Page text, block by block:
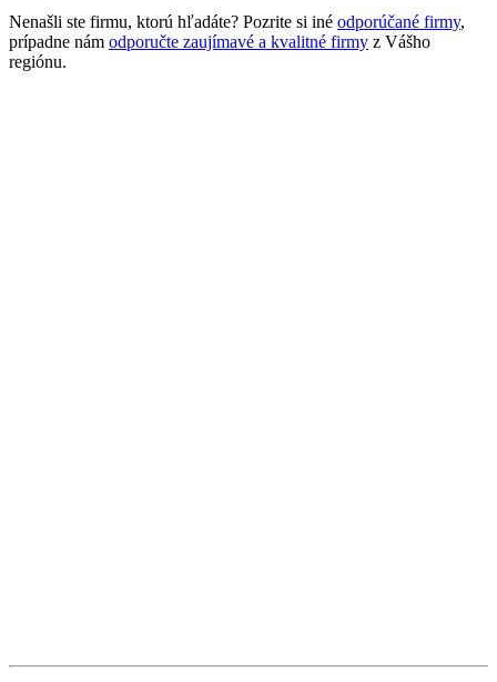
Nenašli ste firmu, ktorú hľadáte? Pozrite si iné odporúčané firmy,
prípadne nám odporučte zaujímavé a kvalitné firmy z Vášho
regiónu.